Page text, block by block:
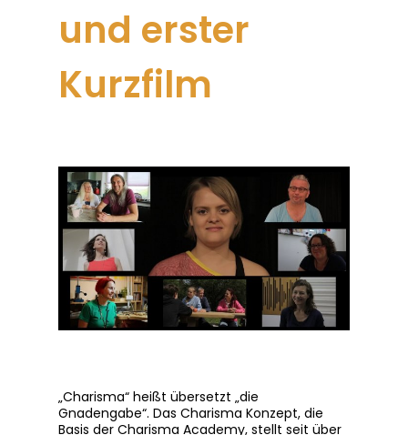
und erster
Kurzfilm
„Charisma“ heißt übersetzt „die
Gnadengabe“. Das Charisma Konzept, die
Basis der Charisma Academy, stellt seit über